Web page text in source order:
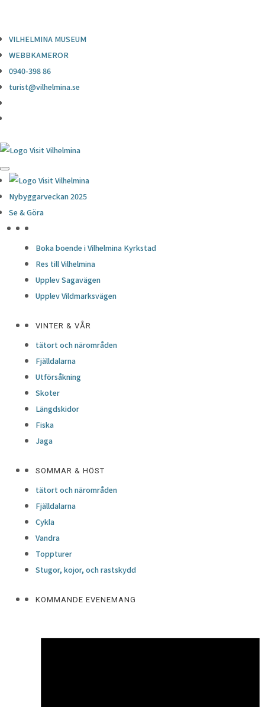
VILHELMINA MUSEUM
WEBBKAMEROR
0940-398 86
turist@vilhelmina.se
Nybyggarveckan 2025
Se & Göra
Boka boende i Vilhelmina Kyrkstad
Res till Vilhelmina
Upplev Sagavägen
Upplev Vildmarksvägen
VINTER & VÅR
tätort och närområden
Fjälldalarna
Utförsåkning
Skoter
Längdskidor
Fiska
Jaga
SOMMAR & HÖST
tätort och närområden
Fjälldalarna
Cykla
Vandra
Toppturer
Stugor, kojor, och rastskydd
KOMMANDE EVENEMANG